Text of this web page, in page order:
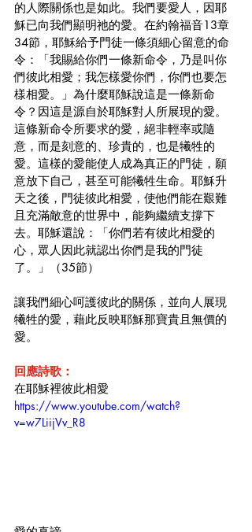
的人際關係也是如此。我們要愛人，因耶
穌已向我們顯明祂的愛。在約翰福音13章
34節，耶穌給予門徒一條須細心留意的命
令：「我賜給你們一條新命令，乃是叫你
們彼此相愛；我怎樣愛你們，你們也要怎
樣相愛。」為什麼耶穌說這是一條新命
令？因這是源自於耶穌對人所展現的愛。
這條新命令所要求的愛，絕非輕率或隨
意，而是刻意的、珍貴的，也是犧牲的
愛。這樣的愛能使人成為真正的門徒，願
意放下自己，甚至可能犧牲生命。耶穌升
天之後，門徒彼此相愛，使他們能在艱難
且充滿敵意的世界中，能夠繼續支撐下
去。耶穌還說：「你們若有彼此相愛的
心，眾人因此就認出你們是我的門徒
了。」（35節）
讓我們細心呵護彼此的關係，並向人展現
犧牲的愛，藉此反映耶穌那寶貴且無價的
愛。
回應詩歌：
在耶穌裡彼此相愛
https://www.youtube.com/watch?
v=w7LiijVv_R8